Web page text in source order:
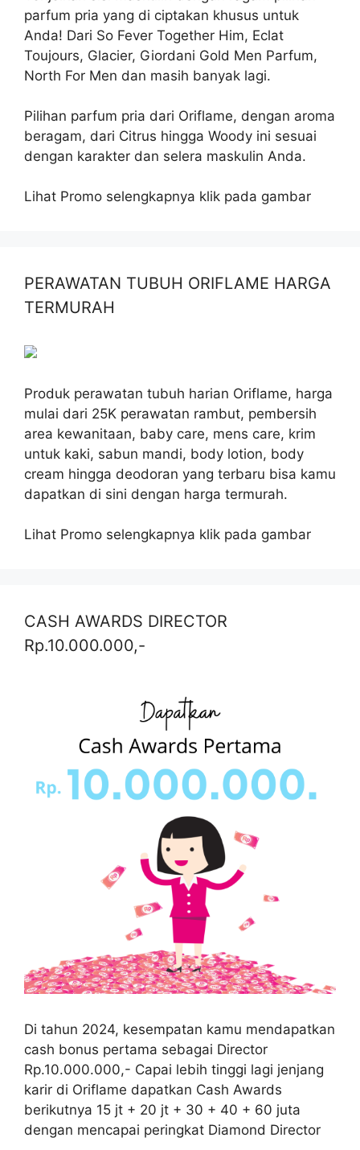
parfum pria yang di ciptakan khusus untuk
Anda! Dari So Fever Together Him, Eclat
Toujours, Glacier, Giordani Gold Men Parfum,
North For Men dan masih banyak lagi.
Pilihan parfum pria dari Oriflame, dengan aroma
beragam, dari Citrus hingga Woody ini sesuai
dengan karakter dan selera maskulin Anda.
Lihat Promo selengkapnya klik pada gambar
PERAWATAN TUBUH ORIFLAME HARGA
TERMURAH
Produk perawatan tubuh harian Oriflame, harga
mulai dari 25K perawatan rambut, pembersih
area kewanitaan, baby care, mens care, krim
untuk kaki, sabun mandi, body lotion, body
cream hingga deodoran yang terbaru bisa kamu
dapatkan di sini dengan harga termurah.
Lihat Promo selengkapnya klik pada gambar
CASH AWARDS DIRECTOR
Rp.10.000.000,-
Di tahun 2024, kesempatan kamu mendapatkan
cash bonus pertama sebagai Director
Rp.10.000.000,- Capai lebih tinggi lagi jenjang
karir di Oriflame dapatkan Cash Awards
berikutnya 15 jt + 20 jt + 30 + 40 + 60 juta
dengan mencapai peringkat Diamond Director